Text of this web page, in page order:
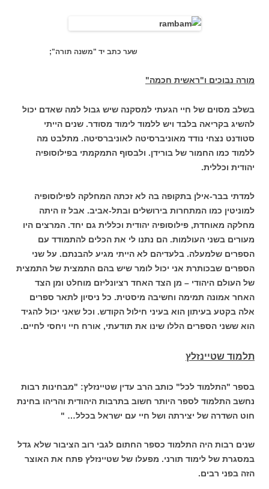
שער כתב יד "משנה תורה";
מורה נבוכים ו"ראשית חכמה"
בשלב מסוים של חיי הגעתי למסקנה שיש גבול למה שאדם יכול
להשיג בקריאה בלבד ויש ללמוד לימוד מסודר. שנים הייתי
סטודנט נצחי נודד מאוניברסיטה לאוניברסיטה. מתלבט מה
ללמוד כמו החמור של בורידן. ולבסוף התמקמתי בפילוסופיה
יהודית וכללית.
למדתי בבר-אילן בתקופה בה לא זכתה המחלקה לפילוסופיה
למוניטין כמו המתחרות בירושלים ובתל-אביב. אבל זו היתה
מחלקה מאוחדת, פילוסופיה יהודית וכללית גם יחד. המרצים היו
מעורים בשני העולמות. הם נתנו לי את הכלים להתמודד עם
הספרים שלמעלה. בלעדיהם לא הייתי מגיע להבנתם. על שני
הספרים שבכותרת אני יכול לומר שיש בהם התמצית של התמצית
של העולם היהודי – מן הצד האחד רציונליזם מוחלט ומן הצד
האחר אמונה תמימה וחשיבה מיסטית. כל ניסיון לתאר ספרים
אלה בקטע בעיתון הוא בעיני חילול הקודש. וכל שאני יכול להגיד
הוא ששני הספרים הללו שינו את תודעתי, אורח חיי ויחסי לחיים.
תלמוד שטיינזלץ
בספר "התלמוד לכל" כותב הרב עדין שטיינזלץ: "מבחינות רבות
נחשב התלמוד לספר היותר חשוב בתרבות היהודית והריהו בחינת
חוט השדרה של יצירתה ושל חיי עם ישראל בכלל… "
שנים רבות היה התלמוד כספר החתום לגבי רוב הציבור שלא גדל
במסגרת של לימוד תורני. מפעלו של שטיינזלץ פתח את האוצר
הזה בפני רבים.